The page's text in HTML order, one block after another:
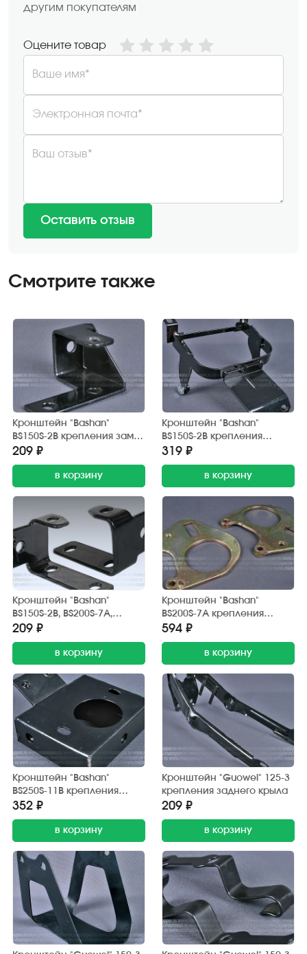
другим покупателям
Оцените товар
Ваше имя*
Электронная почта*
Ваш отзыв*
Оставить отзыв
Смотрите также
Кронштейн "Bashan"
BS150S-2B крепления замка
рулевой колонки (ответная
209 ₽
в корзину
Кронштейн "Bashan"
BS150S-2B крепления
панели приборов
319 ₽
в корзину
Кронштейн "Bashan"
BS150S-2B, BS200S-7A,
BS250S-11B крепления
209 ₽
в корзину
Кронштейн "Bashan"
BS200S-7A крепления
суппорта заднего тормоза
594 ₽
в корзину
Кронштейн "Bashan"
BS250S-11B крепления
панели приборов
352 ₽
в корзину
Кронштейн "Guowei" 125-3
крепления заднего крыла
209 ₽
в корзину